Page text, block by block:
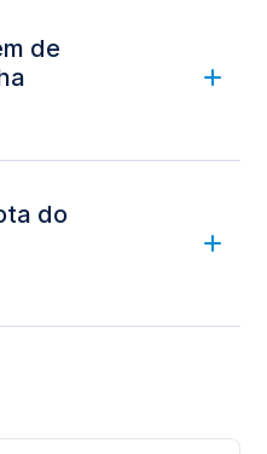
de
do